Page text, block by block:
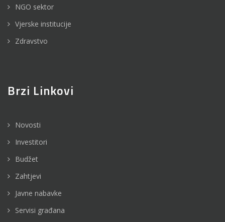
NGO sektor
Vjerske institucije
Zdravstvo
Brzi Linkovi
Novosti
Investitori
Budžet
Zahtjevi
Javne nabavke
Servisi građana